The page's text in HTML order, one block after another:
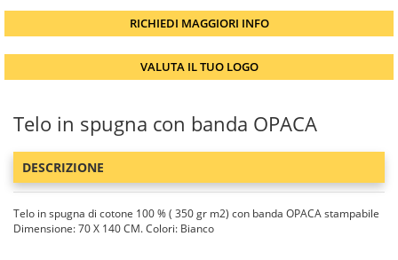
RICHIEDI MAGGIORI INFO
VALUTA IL TUO LOGO
Telo in spugna con banda OPACA
DESCRIZIONE
Telo in spugna di cotone 100 % ( 350 gr m2) con banda OPACA stampabile
Dimensione: 70 X 140 CM. Colori: Bianco